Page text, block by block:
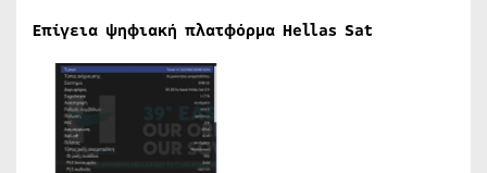
Επίγεια ψηφιακή πλατφόρμα Hellas Sat